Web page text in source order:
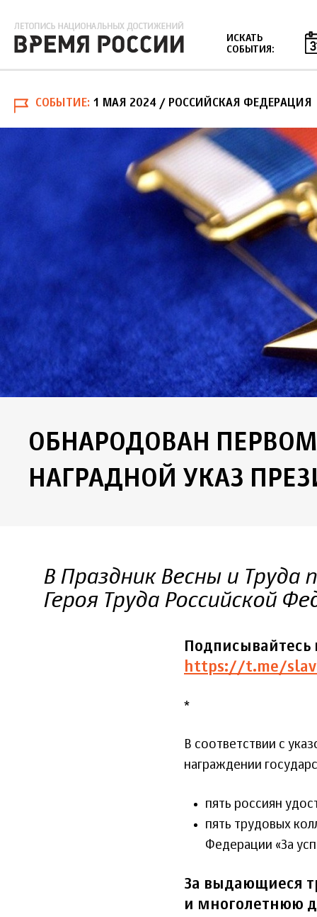
ИСКАТЬ
СОБЫТИЯ:
СОБЫТИЕ 1 МАЯ 2024 / РОССИЙСКАЯ ФЕДЕРАЦИЯ
ОБНАРОДОВАН
НАГРАДНОЙ УКАЗ
В Праздник Весны и Труда
Героя Труда Российской
https://t.me/
*
В соответствии с
награждении
пять россиян
пять трудовых
Федерации «За
За выдающиеся
и многолетнюю